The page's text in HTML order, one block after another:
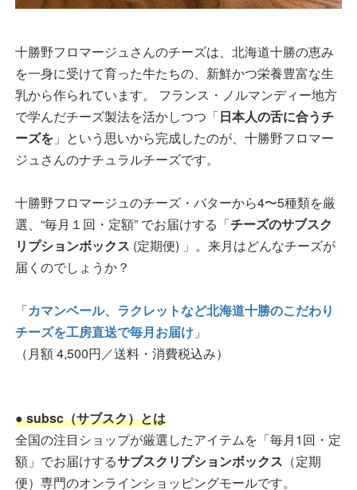
十勝野フロマージュさんのチーズは、北海道十勝の恵み
を一身に受けて育った牛たちの、新鮮かつ栄養豊富な生
乳から作られています。 フランス・ノルマンディー地方
で学んだチーズ製法を活かしつつ「日本人の舌に合うチ
ーズを 」という思いから完成したのが、十勝野フロマー
ジュさんのナチュラルチーズです。
十勝野フロマージュのチーズ・バターから4〜5種類を厳
選、“毎月１回・定額” でお届けする「チーズのサブスク
リプションボックス (定期便) 」。来月はどんなチーズが
届くのでしょうか？
「カマンベール、ラクレットなど北海道十勝のこだわり
チーズを工房直送で毎月お届け 」
（月額 4,500円／送料・消費税込み）
● subsc（サブスク）とは
全国の注目ショップが厳選したアイテムを「毎月1回・定
額」でお届けするサブスクリプションボックス （定期
便）専門のオンラインショッピングモールです。